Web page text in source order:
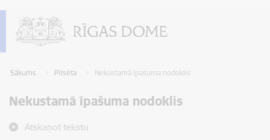
Sākums Pilsēta Nekustamā īpašuma nodoklis
Nekustamā īpašuma nodoklis
Atskaņot tekstu